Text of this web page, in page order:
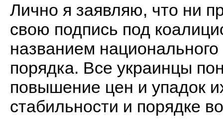
Лично я заявляю, что ни
свою подпись под
названием
порядка. Все украинцы
повышение цен и упадок
стабильности и порядке